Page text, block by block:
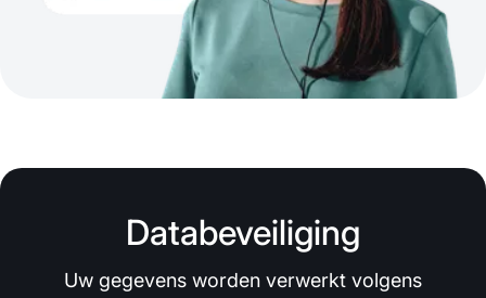
Databeveiliging
Uw gegevens worden verwerkt volgens